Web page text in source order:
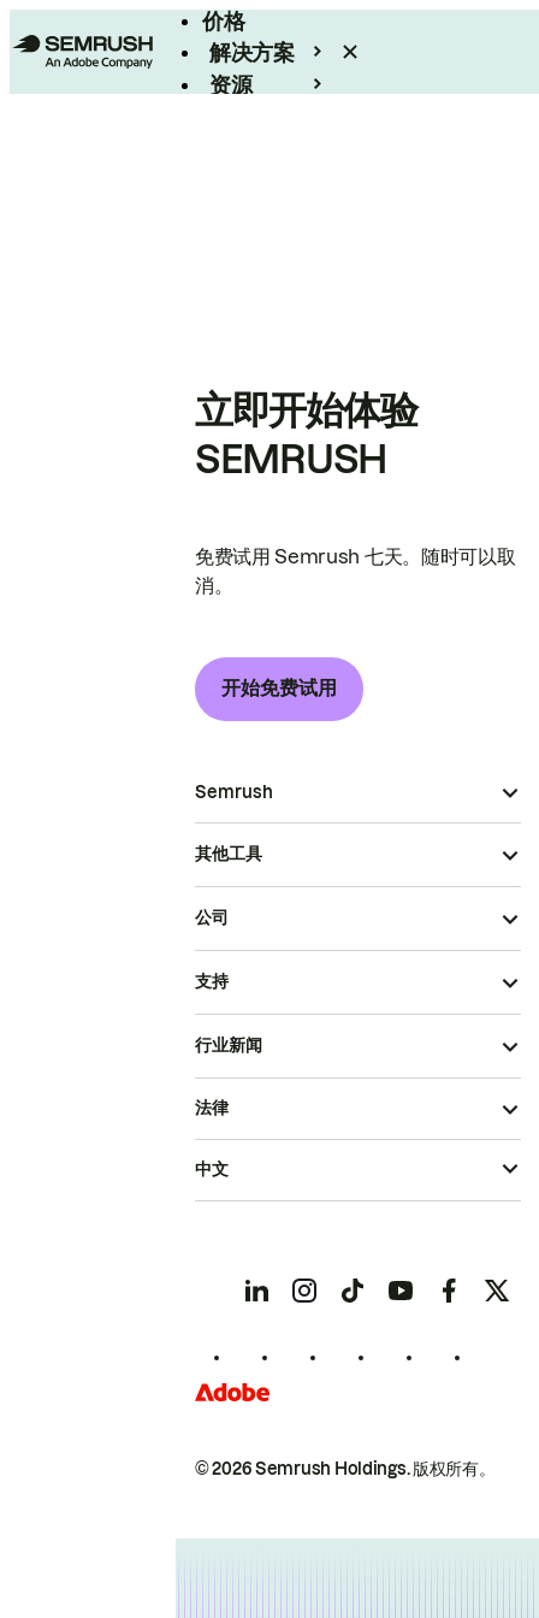
价格
解决方案
资源
立即开始体验
SEMRUSH
免费试用 Semrush 七天。随时可以取
消。
开始免费试用
Semrush
其他工具
公司
支持
行业新闻
© 2026 Semrush Holdings.版权所有。
法律
中文